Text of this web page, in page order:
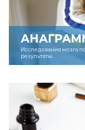
Исследования мозга
результаты.